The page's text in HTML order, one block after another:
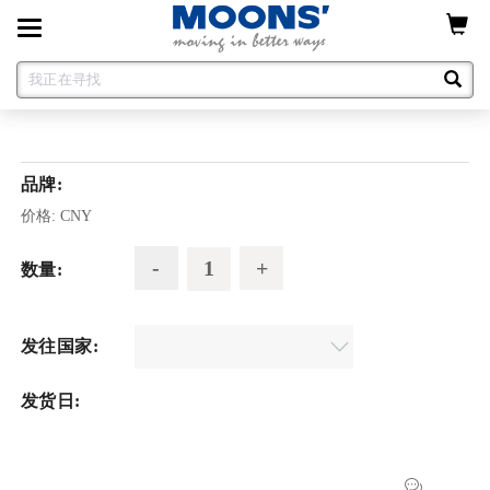
Toggle
navigation
品牌:
价格: CNY
数量:
发往国家:
发货日: